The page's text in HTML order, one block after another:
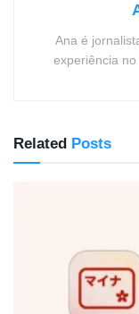
Ana é
experiência
Related Posts